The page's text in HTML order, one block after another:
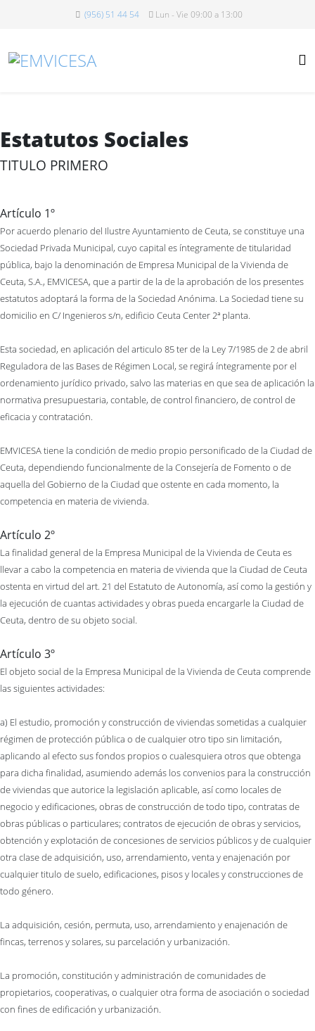
(956) 51 44 54 Lun - Vie 09:00 a 13:00
Estatutos Sociales
TITULO PRIMERO
Artículo 1º
Por acuerdo plenario del Ilustre Ayuntamiento de Ceuta, se constituye una
Sociedad Privada Municipal, cuyo capital es íntegramente de titularidad
pública, bajo la denominación de Empresa Municipal de la Vivienda de
Ceuta, S.A., EMVICESA, que a partir de la de la aprobación de los presentes
estatutos adoptará la forma de la Sociedad Anónima. La Sociedad tiene su
domicilio en C/ Ingenieros s/n, edificio Ceuta Center 2ª planta.
Esta sociedad, en aplicación del articulo 85 ter de la Ley 7/1985 de 2 de abril
Reguladora de las Bases de Régimen Local, se regirá íntegramente por el
ordenamiento jurídico privado, salvo las materias en que sea de aplicación la
normativa presupuestaria, contable, de control financiero, de control de
eficacia y contratación.
EMVICESA tiene la condición de medio propio personificado de la Ciudad de
Ceuta, dependiendo funcionalmente de la Consejería de Fomento o de
aquella del Gobierno de la Ciudad que ostente en cada momento, la
competencia en materia de vivienda.
Artículo 2º
La finalidad general de la Empresa Municipal de la Vivienda de Ceuta es
llevar a cabo la competencia en materia de vivienda que la Ciudad de Ceuta
ostenta en virtud del art. 21 del Estatuto de Autonomía, así como la gestión y
la ejecución de cuantas actividades y obras pueda encargarle la Ciudad de
Ceuta, dentro de su objeto social.
Artículo 3º
El objeto social de la Empresa Municipal de la Vivienda de Ceuta comprende
las siguientes actividades:
a) El estudio, promoción y construcción de viviendas sometidas a cualquier
régimen de protección pública o de cualquier otro tipo sin limitación,
aplicando al efecto sus fondos propios o cualesquiera otros que obtenga
para dicha finalidad, asumiendo además los convenios para la construcción
de viviendas que autorice la legislación aplicable, así como locales de
negocio y edificaciones, obras de construcción de todo tipo, contratas de
obras públicas o particulares; contratos de ejecución de obras y servicios,
obtención y explotación de concesiones de servicios públicos y de cualquier
otra clase de adquisición, uso, arrendamiento, venta y enajenación por
cualquier titulo de suelo, edificaciones, pisos y locales y construcciones de
todo género.
La adquisición, cesión, permuta, uso, arrendamiento y enajenación de
fincas, terrenos y solares, su parcelación y urbanización.
La promoción, constitución y administración de comunidades de
propietarios, cooperativas, o cualquier otra forma de asociación o sociedad
con fines de edificación y urbanización.